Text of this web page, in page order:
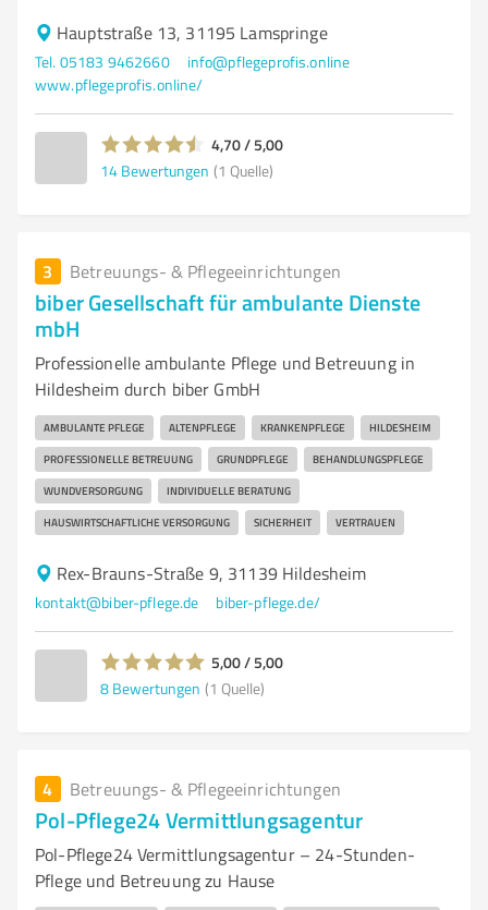
Hauptstraße 13, 31195 Lamspringe
Tel. 05183 9462660
info@pflegeprofis.online
www.pflegeprofis.online/
4,70 / 5,00
14 Bewertungen (1 Quelle)
3 Betreuungs- & Pflegeeinrichtungen
biber Gesellschaft für ambulante Dienste
mbH
Professionelle ambulante Pflege und Betreuung in
Hildesheim durch biber GmbH
AMBULANTE PFLEGE ALTENPFLEGE KRANKENPFLEGE HILDESHEIM
PROFESSIONELLE BETREUUNG GRUNDPFLEGE BEHANDLUNGSPFLEGE
WUNDVERSORGUNG INDIVIDUELLE BERATUNG
HAUSWIRTSCHAFTLICHE VERSORGUNG SICHERHEIT VERTRAUEN
Rex-Brauns-Straße 9, 31139 Hildesheim
kontakt@biber-pflege.de biber-pflege.de/
5,00 / 5,00
8 Bewertungen (1 Quelle)
4 Betreuungs- & Pflegeeinrichtungen
Pol-Pflege24 Vermittlungsagentur
Pol-Pflege24 Vermittlungsagentur – 24-Stunden-
Pflege und Betreuung zu Hause